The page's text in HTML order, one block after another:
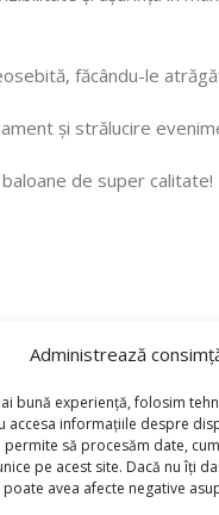
Administrează
bună experiență, folosim
accesa informațiile despre
permite să procesăm date,
pe acest site. Dacă nu îți
avea afecte negative
făcându-le
și strălucire
de super calitate!